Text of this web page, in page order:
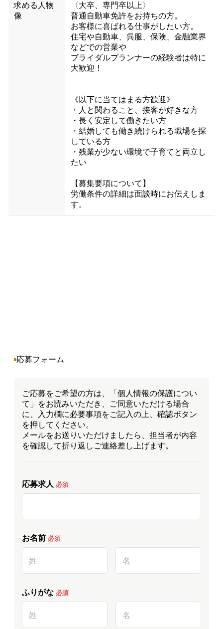
求める人物
像
〈大卒、専門卒以上〉
普通自動車免許をお持ちの方。
お客様に喜ばれる仕事がしたい方。
住宅や自動車、呉服、保険、金融業界
などでの営業や
ブライダルプランナーの経験者は特に
大歓迎！
《以下に当てはまる方歓迎》
・人と関わること、接客が好きな方
・長く安定して働きたい方
・結婚しても働き続けられる職場を探
している方
・残業が少ない環境で子育てと両立し
たい
【募集要項について】
労働条件の詳細は面談時にお伝えしま
す。
応募フォーム
ご応募をご希望の方は、「個人情報の保護につい
て」をお読みいただき、ご同意いただける場合
に、入力欄に必要事項をご記入の上、確認ボタン
を押してください。
メールをお送りいただけましたら、担当者が内容
を確認して折り返しご連絡差し上げます。
応募求人必須
お名前 必須
ふりがな 必須